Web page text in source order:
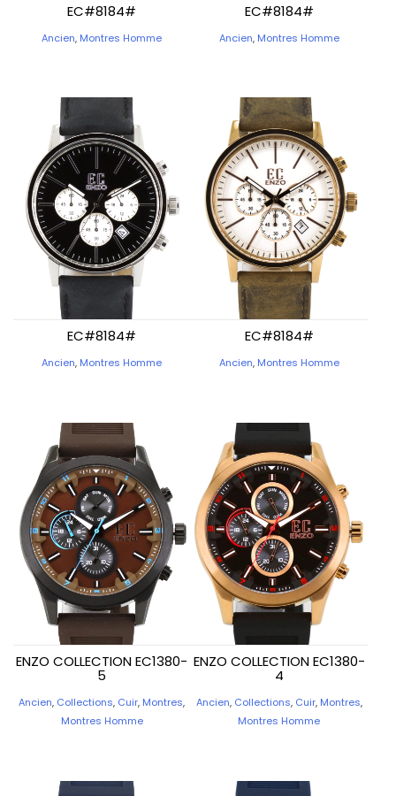
EC#8184#
Ancien, Montres Homme
EC#8184#
Ancien, Montres Homme
EC#8184#
Ancien, Montres Homme
EC#8184#
Ancien, Montres Homme
ENZO COLLECTION EC1380-
5
Ancien, Collections, Cuir, Montres,
Montres Homme
ENZO COLLECTION EC1380-
4
Ancien, Collections, Cuir, Montres,
Montres Homme